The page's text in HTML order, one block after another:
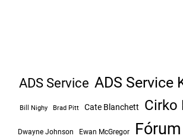
ADS Service ADS Service
Bill Nighy Brad Pitt Cate Blanchett Cirko
Dwayne Johnson Ewan McGregor